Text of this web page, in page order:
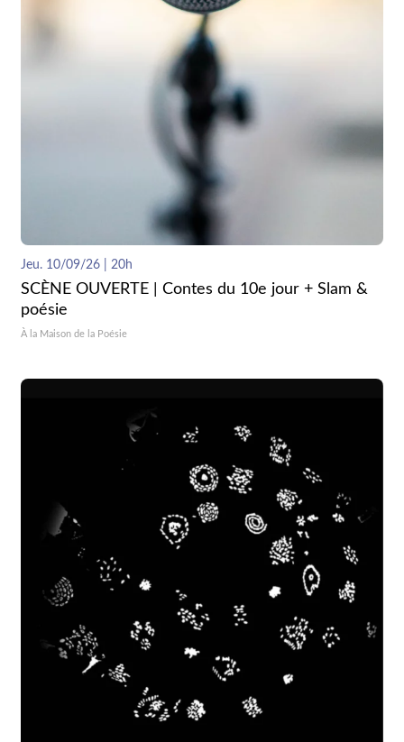
Jeu. 10/09/26 | 20h
SCÈNE OUVERTE | Contes du 10e jour + Slam &
poésie
À la Maison de la Poésie